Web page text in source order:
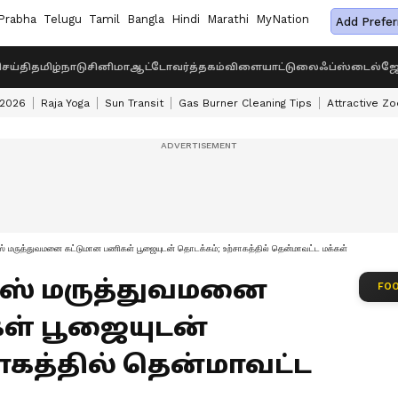
Telugu Tamil Bangla Hindi Marathi MyNation Add
தமிழ்நாடுசினிமாஆட்டோவர்த்தகம்விளையாட்டுலைஃப்ஸ்டைல்
Raja Yoga Sun Transit Gas Burner Cleaning Tips Attractive
மருத்துவமனை கட்டுமான பணிகள் பூஜையுடன் தொடக்கம்; உற்சாகத்தில் தென்மாவட்ட மக்கள்
மருத்துவமனை
பூஜையுடன்
தென்மாவட்ட